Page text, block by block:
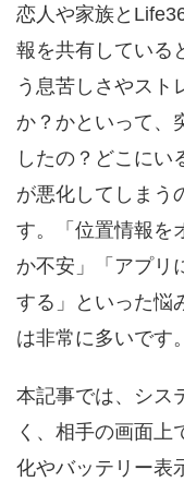
恋人や家族と
報を共有している
う息苦しさやスト
か？かといって、
したの？どこにい
が悪化してしまう
す。「位置情報を
か不安」「アプリ
する」といった悩
は非常に多いです。
本記事では、シス
く、相手の画面上
化やバッテリー表